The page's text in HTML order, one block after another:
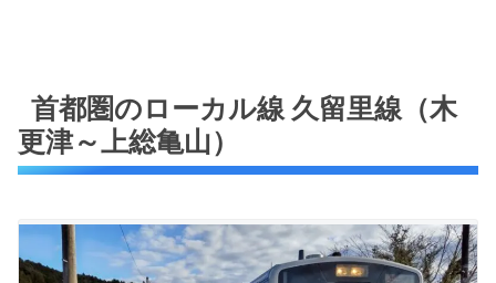
首都圏のローカル線 久留里線（木
更津～上総亀山）